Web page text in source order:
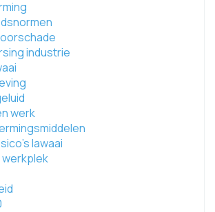
industrie
werk
lawaai